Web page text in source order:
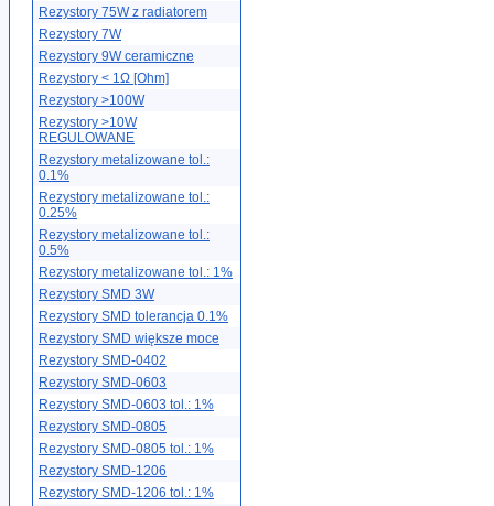
Rezystory 75W z radiatorem
Rezystory 7W
Rezystory 9W ceramiczne
Rezystory < 1Ω [Ohm]
Rezystory >100W
Rezystory >10W
REGULOWANE
Rezystory metalizowane tol.:
0.1%
Rezystory metalizowane tol.:
0.25%
Rezystory metalizowane tol.:
0.5%
Rezystory metalizowane tol.: 1%
Rezystory SMD 3W
Rezystory SMD tolerancja 0.1%
Rezystory SMD większe moce
Rezystory SMD-0402
Rezystory SMD-0603
Rezystory SMD-0603 tol.: 1%
Rezystory SMD-0805
Rezystory SMD-0805 tol.: 1%
Rezystory SMD-1206
Rezystory SMD-1206 tol.: 1%